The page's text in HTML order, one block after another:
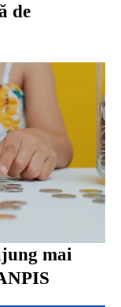
de
mai